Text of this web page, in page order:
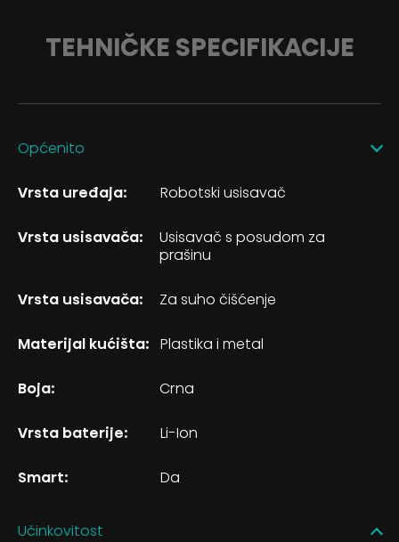
TEHNIČKE SPECIFIKACIJE
Općenito
Vrsta uređaja: Robotski usisavač
Vrsta usisavača:
Usisavač s posudom za
prašinu
Vrsta usisavača: Za suho čišćenje
Materijal kućišta: Plastika i metal
Boja: Crna
Vrsta baterije: Li-Ion
Smart: Da
Učinkovitost